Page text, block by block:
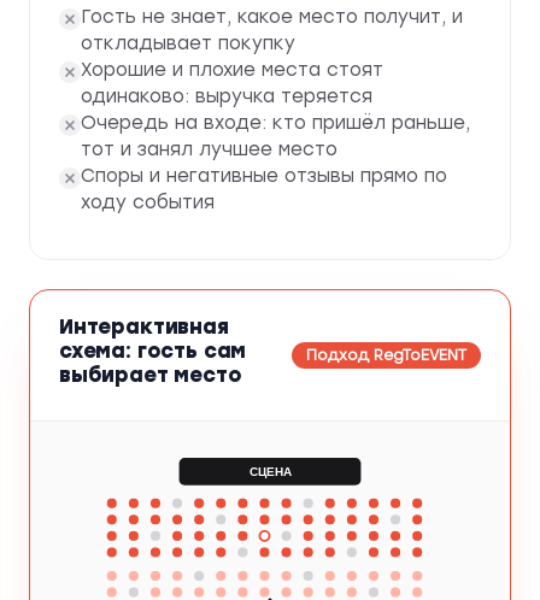
Гость не знает, какое место получит, и
откладывает покупку
Хорошие и плохие места стоят
одинаково: выручка теряется
Очередь на входе: кто пришёл раньше,
тот и занял лучшее место
Споры и негативные отзывы прямо по
ходу события
Интерактивная
схема: гость сам
выбирает место
Подход RegToEVENT
СЦЕНА